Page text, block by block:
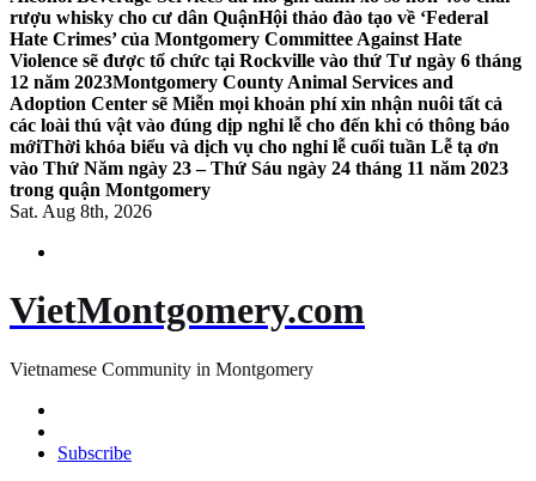
rượu whisky cho cư dân QuậnHội thảo đào tạo về ‘Federal
Hate Crimes’ của Montgomery Committee Against Hate
Violence sẽ được tổ chức tại Rockville vào thứ Tư ngày 6 tháng
12 năm 2023Montgomery County Animal Services and
Adoption Center sẽ Miễn mọi khoản phí xin nhận nuôi tất cả
các loài thú vật vào đúng dịp nghỉ lễ cho đến khi có thông báo
mớiThời khóa biểu và dịch vụ cho nghỉ lễ cuối tuần Lễ tạ ơn
vào Thứ Năm ngày 23 – Thứ Sáu ngày 24 tháng 11 năm 2023
trong quận Montgomery
Sat. Aug 8th, 2026
VietMontgomery.com
Vietnamese Community in Montgomery
Subscribe